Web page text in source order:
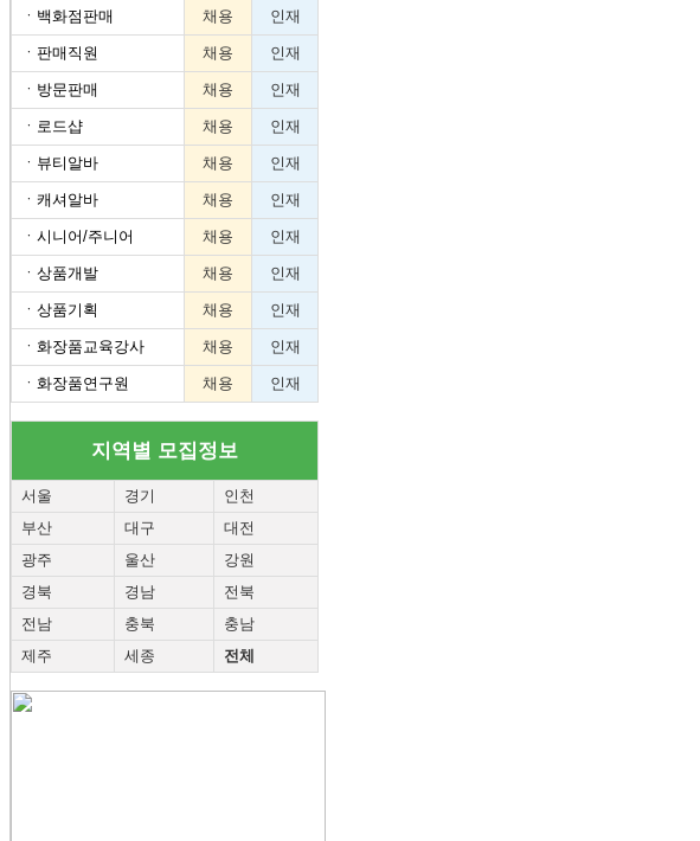
ㆍ 백화점판매 채용 인재
ㆍ 판매직원 채용 인재
ㆍ 방문판매 채용 인재
ㆍ 로드샵 채용 인재
ㆍ 뷰티알바 채용 인재
ㆍ 캐셔알바 채용 인재
ㆍ 시니어/주니어 채용 인재
ㆍ 상품개발 채용 인재
ㆍ 상품기획 채용 인재
ㆍ 화장품교육강사 채용 인재
ㆍ 화장품연구원 채용 인재
지역별 모집정보
서울 경기
인천
부산
대구
대전
광주
울산
강원
경북
경남
전북
전남
충북
충남
제주
세종 전체